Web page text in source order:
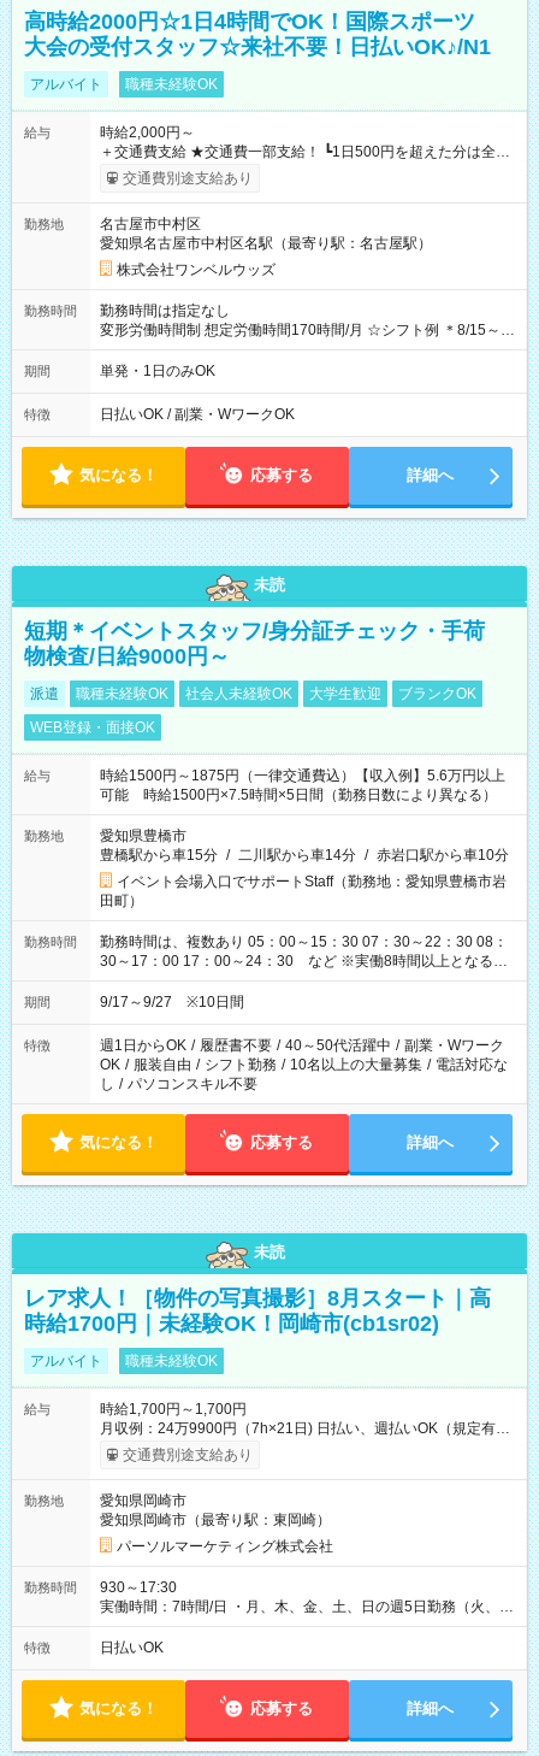
高時給2000円☆1日4時間でOK！国際スポーツ
大会の受付スタッフ☆来社不要！日払いOK♪/N1
アルバイト 職種未経験OK
給与
時給2,000円～
＋交通費支給 ★交通費一部支給！ ┗1日500円を超えた分は全額
支給！ ※往復500円以内の方は自己負担となります ★日払い
OK！（規定あり） ┗働いたその日に現金GET♪ お仕事後はコン
期間なし
交通費別途支給あり
勤務地
名古屋市中村区
愛知県名古屋市中村区名駅（最寄り駅：名古屋駅）
株式会社ワンベルウッズ
勤務時間
勤務時間は指定なし
変形労働時間制 想定労働時間170時間/月 ☆シフト例 ＊8/15～
10/26 全日共通 08：00～12：00 17：00～21：00 ＊8/31
～9/19のみ下記シフトもあります！ 12：00～16：00 ＊9/6～
00
期間 単発・1日のみOK
特徴 日払いOK / 副業・WワークOK
気になる！ 応募する 詳細へ
未読
短期＊イベントスタッフ/身分証チェック・手荷
物検査/日給9000円～
派遣 職種未経験OK 社会人未経験OK 大学生歓迎
ブランクOK
WEB登録・面接OK
給与
時給1500円～1875円（一律交通費込）【収入例】5.6万円以上
可能 時給1500円×7.5時間×5日間（勤務日数により異なる）
勤務地
愛知県豊橋市
豊橋駅から車15分 / 二川駅から車14分 / 赤岩口駅から車10分
イベント会場入口でサポートStaff（勤務地：愛知県豊橋市岩
田町）
勤務時間
勤務時間は、複数あり 05：00～15：30 07：30～22：30 08：
30～17：00 17：00～24：30 など ※実働8時間以上となる勤
務もあります。 【休憩】60分+他休憩あり 交替で取得します。
安全面に配慮しこまめな休憩があります。
期間 9/17～9/27 ※10日間
特徴 週1日からOK / 履歴書不要 / 40～50代活躍中 / 副業・Wワーク
OK / 服装自由 / シフト勤務 / 10名以上の大量募集 / 電話対応な
し / パソコンスキル不要
気になる！ 応募する 詳細へ
未読
レア求人！［物件の写真撮影］8月スタート｜高
時給1700円｜未経験OK！岡崎市(cb1sr02)
アルバイト 職種未経験OK
給与
時給1,700円～1,700円
月収例：24万9900円（7h×21日) 日払い、週払いOK（規定有
り） 【試用期間】試用期間なし
交通費別途支給あり
勤務地
愛知県岡崎市
愛知県岡崎市（最寄り駅：東岡崎）
パーソルマーケティング株式会社
勤務時間
930～17:30
実働時間：7時間/日 ・月、木、金、土、日の週5日勤務（火、水
は固定休です／夏季、年末年始等、長期休暇有り！） ・ワンシ
フト！ 残業ほぼナシ（0～5h/月）
特徴 日払いOK
気になる！ 応募する 詳細へ